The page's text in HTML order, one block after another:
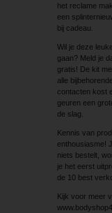
het reclame
een
bij cadeau.
Wil je deze
gaan? Meld je
gratis! De kit
alle
contacten kost
geuren een
de slag.
Kennis van
enthousiasme!
niets bestelt,
je het eerst
de 10 best
Kijk voor meer